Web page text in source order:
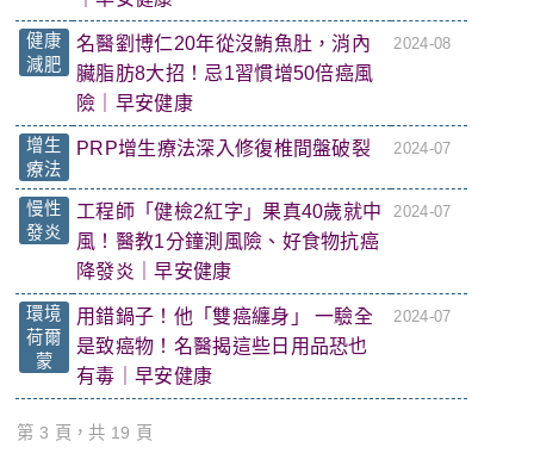
健康
減肥
名醫劉博仁20年從沒鮪魚肚，消內
臟脂肪8大招！忌1習慣增50倍癌風
險｜早安健康
2024-08
增生
療法
PRP增生療法深入修復椎間盤破裂 2024-07
慢性
發炎
工程師「健檢2紅字」果真40歲就中
風！醫教1分鐘測風險、好食物抗癌
降發炎｜早安健康
2024-07
環境
荷爾
蒙
用錯鍋子！他「雙癌纏身」 一驗全
是致癌物！名醫揭這些日用品恐也
有毒｜早安健康
2024-07
第 3 頁，共 19 頁